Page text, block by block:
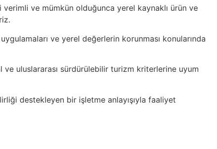
ve mümkün olduğunca yerel kaynaklı ürün ve
ve yerel değerlerin korunması konularında
uluslararası sürdürülebilir turizm kriterlerine uyum
destekleyen bir işletme anlayışıyla faaliyet